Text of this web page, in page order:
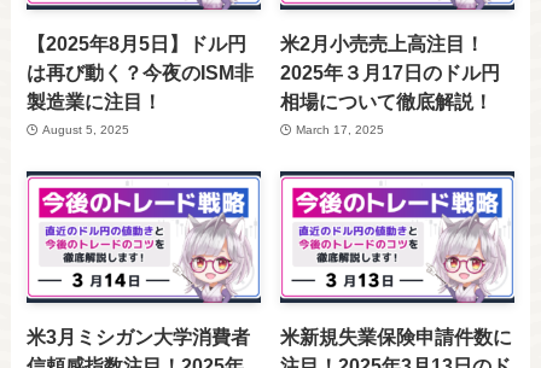
【2025年8月5日】ドル円
は再び動く？今夜のISM非
製造業に注目！
August 5, 2025
米2月小売売上高注目！
2025年３月17日のドル円
相場について徹底解説！
March 17, 2025
米3月ミシガン大学消費者
米新規失業保険申請件数に